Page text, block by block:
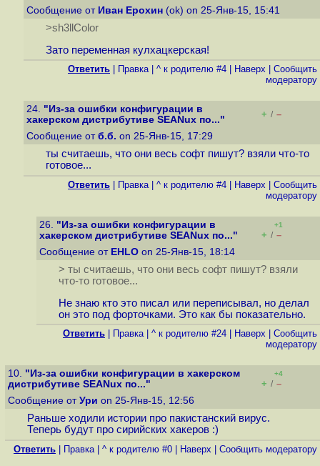
Сообщение от Иван Ерохин (ok) on 25-Янв-15, 15:41
>sh3llColor
Зато переменная кулхацкерская!
Ответить Правка| ^ к родителю #4 Наверх
Cообщить
модератору
24. "Из-за ошибки конфигурации в
хакерском дистрибутиве SEANux по..."
+ / –
Сообщение от б.б. on 25-Янв-15, 17:29
ты считаешь, что они весь софт пишут? взяли что-то
готовое...
Ответить Правка| ^ к родителю #4 Наверх
Cообщить
модератору
26. "Из-за ошибки конфигурации в
хакерском дистрибутиве SEANux по..."
+1
+ / –
Сообщение от EHLO on 25-Янв-15, 18:14
> ты считаешь, что они весь софт пишут? взяли
что-то готовое...
Не знаю кто это писал или переписывал, но делал
он это под форточками. Это как бы показательно.
Ответить Правка| ^ к родителю #24 Наверх
Cообщить
модератору
10. "Из-за ошибки конфигурации в хакерском
дистрибутиве SEANux по..."
+4
+ / –
Сообщение от Ури on 25-Янв-15, 12:56
Раньше ходили истории про пакистанский вирус.
Теперь будут про сирийских хакеров :)
Ответить Правка| ^ к родителю #0 Наверх Cообщить модератору